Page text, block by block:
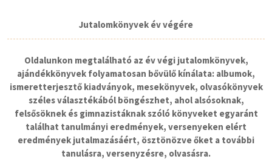
Jutalomkönyvek év végére
Oldalunkon megtalálható az év végi jutalomkönyvek,
ajándékkönyvek folyamatosan bővülő kínálata: albumok,
ismeretterjesztő kiadványok, mesekönyvek, olvasókönyvek
széles választékából böngészhet, ahol alsósoknak,
felsősöknek és gimnazistáknak szóló könyveket egyaránt
találhat tanulmányi eredmények, versenyeken elért
eredmények jutalmazásáért, ösztönözve őket a további
tanulásra, versenyzésre, olvasásra.